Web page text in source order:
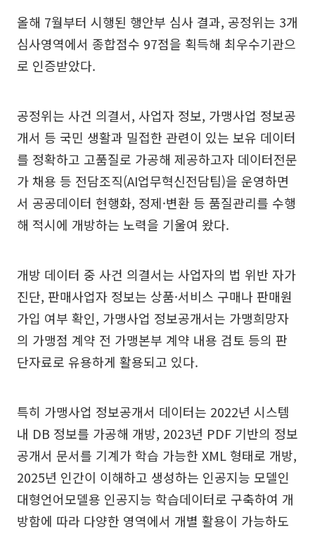
올해 7월부터 시행된 행안부 심사 결과, 공정위는 3개
심사영역에서 종합점수 97점을 획득해 최우수기관으
로 인증받았다.
공정위는 사건 의결서, 사업자 정보, 가맹사업 정보공
개서 등 국민 생활과 밀접한 관련이 있는 보유 데이터
를 정확하고 고품질로 가공해 제공하고자 데이터전문
가 채용 등 전담조직(AI업무혁신전담팀)을 운영하면
서 공공데이터 현행화, 정제·변환 등 품질관리를 수행
해 적시에 개방하는 노력을 기울여 왔다.
개방 데이터 중 사건 의결서는 사업자의 법 위반 자가
진단, 판매사업자 정보는 상품·서비스 구매나 판매원
가입 여부 확인, 가맹사업 정보공개서는 가맹희망자
의 가맹점 계약 전 가맹본부 계약 내용 검토 등의 판
단자료로 유용하게 활용되고 있다.
특히 가맹사업 정보공개서 데이터는 2022년 시스템
내 DB 정보를 가공해 개방, 2023년 PDF 기반의 정보
공개서 문서를 기계가 학습 가능한 XML 형태로 개방,
2025년 인간이 이해하고 생성하는 인공지능 모델인
대형언어모델용 인공지능 학습데이터로 구축하여 개
방함에 따라 다양한 영역에서 개별 활용이 가능하도